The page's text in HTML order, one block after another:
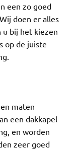
een zo goed
doen er alles
u bij het kiezen
op de juiste
maten
een dakkapel
en worden
zeer goed